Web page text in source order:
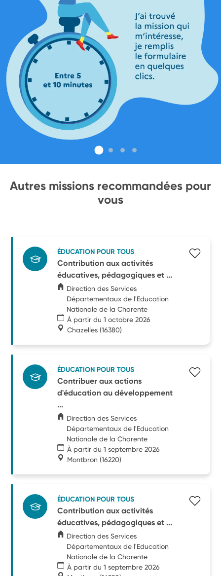
Autres missions recommandées pour
vous
ÉDUCATION POUR TOUS
Contribution aux activités
éducatives, pédagogiques et ...
Direction des Services
Départementaux de l'Education
Nationale de la Charente
À partir du 1 octobre 2026
Chazelles (16380)
ÉDUCATION POUR TOUS
Contribuer aux actions
d'éducation au développement
...
Direction des Services
Départementaux de l'Education
Nationale de la Charente
À partir du 1 septembre 2026
Montbron (16220)
ÉDUCATION POUR TOUS
Contribution aux activités
éducatives, pédagogiques et ...
Direction des Services
Départementaux de l'Education
Nationale de la Charente
À partir du 1 septembre 2026